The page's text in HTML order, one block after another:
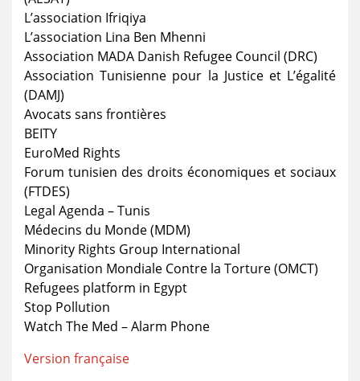
L’association Ifriqiya
L’association Lina Ben Mhenni
Association MADA Danish Refugee Council (DRC)
Association Tunisienne pour la Justice et L’égalité
(DAMJ)
Avocats sans frontières
BEITY
EuroMed Rights
Forum tunisien des droits économiques et sociaux
(FTDES)
Legal Agenda – Tunis
Médecins du Monde (MDM)
Minority Rights Group International
Organisation Mondiale Contre la Torture (OMCT)
Refugees platform in Egypt
Stop Pollution
Watch The Med – Alarm Phone
Version française